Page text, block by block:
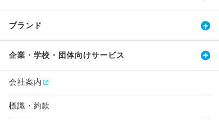
ブランド
企業・学校・団体向けサービス
会社案内
標識・約款